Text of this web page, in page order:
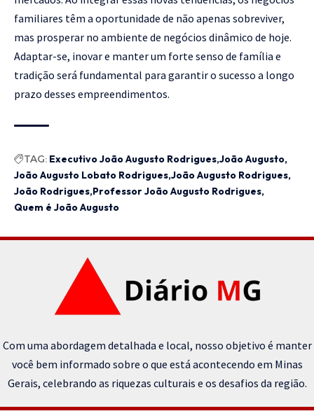
familiares têm a oportunidade de não apenas sobreviver,
mas prosperar no ambiente de negócios dinâmico de hoje.
Adaptar-se, inovar e manter um forte senso de família e
tradição será fundamental para garantir o sucesso a longo
prazo desses empreendimentos.
TAG: Executivo João Augusto Rodrigues João Augusto
João Augusto Lobato Rodrigues João Augusto Rodrigues
João Rodrigues Professor João Augusto Rodrigues
Quem é João Augusto
Com uma abordagem detalhada e local, nosso objetivo é manter
você bem informado sobre o que está acontecendo em Minas
Gerais, celebrando as riquezas culturais e os desafios da região.